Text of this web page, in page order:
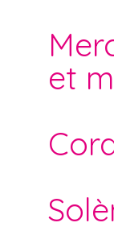
et